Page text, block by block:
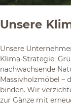
Unsere
Unsere
Klima-Strategie:
nachwachsende
Massivholzmöbel –
binden. Wir
zur Gänze mit